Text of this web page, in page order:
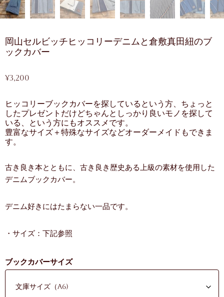
岡山セルビッチヒッコリーデニムと倉敷真田紐のブ
ックカバー
¥3,200
ヒッコリーブックカバーを探しているという方、ちょっと
したプレゼントだけどちゃんとしっかり良いモノを探して
いる、という方にもオススメです。
豊富なサイズ＋特殊なサイズなどオーダーメイドもできま
す。
古き良き本とともに、古き良き歴史ある上級の素材を使用した
デニムブックカバー。
デニム好きにはたまらない一品です。
・サイズ：下記参照
ブックカバーサイズ